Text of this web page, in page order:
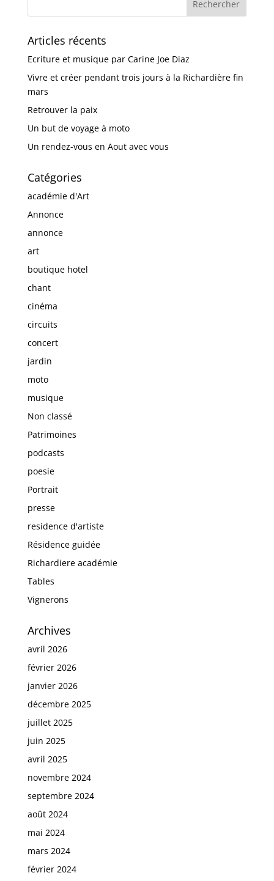
Articles récents
Ecriture et musique par Carine Joe Diaz
Vivre et créer pendant trois jours à la Richardière fin
mars
Retrouver la paix
Un but de voyage à moto
Un rendez-vous en Aout avec vous
Catégories
académie d'Art
Annonce
annonce
art
boutique hotel
chant
cinéma
circuits
concert
jardin
moto
musique
Non classé
Patrimoines
podcasts
poesie
Portrait
presse
residence d'artiste
Résidence guidée
Richardiere académie
Tables
Vignerons
Archives
avril 2026
février 2026
janvier 2026
décembre 2025
juillet 2025
juin 2025
avril 2025
novembre 2024
septembre 2024
août 2024
mai 2024
mars 2024
février 2024